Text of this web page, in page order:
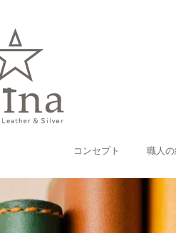
コンセプト 職人